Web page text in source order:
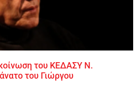
του ΚΕΔΑΣΥ Ν.
του Γιώργου